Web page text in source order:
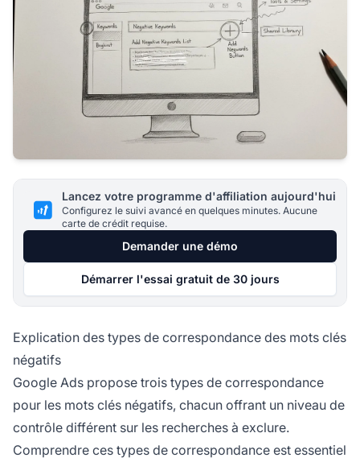
Lancez votre programme d'affiliation aujourd'hui
Configurez le suivi avancé en quelques minutes. Aucune
carte de crédit requise.
Demander une démo
Démarrer l'essai gratuit de 30 jours
Explication des types de correspondance des mots clés
négatifs
Google Ads propose trois types de correspondance
pour les mots clés négatifs, chacun offrant un niveau de
contrôle différent sur les recherches à exclure.
Comprendre ces types de correspondance est essentiel